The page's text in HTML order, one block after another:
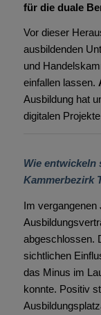
für die duale
Vor dieser
ausbildenden
und
einfallen lassen.
Ausbildung hat
digitalen
Wie entwickeln
Kammerbezirk
Im vergangenen
abgeschlossen.
sichtlichen
das Minus im
konnte. Positiv